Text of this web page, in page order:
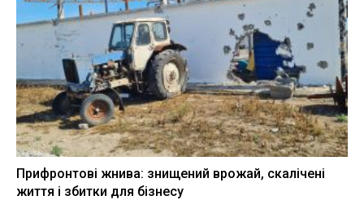
Прифронтові жнива: знищений врожай, скалічені
життя і збитки для бізнесу